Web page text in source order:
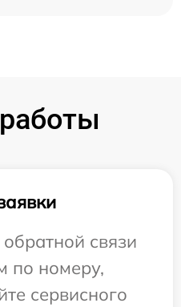
связи
по номеру,
сервисного